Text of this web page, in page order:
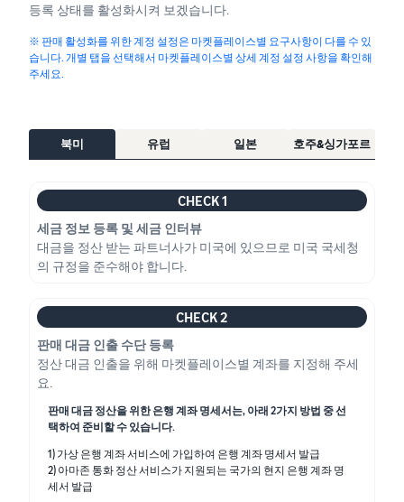
등록 상태를 활성화시켜 보겠습니다.
※ 판매 활성화를 위한 계정 설정은 마켓플레이스별 요구사항이 다를 수 있
습니다. 개별 탭을 선택해서 마켓플레이스별 상세 계정 설정 사항을 확인해
주세요.
북미 유럽 일본 호주&싱가포르
CHECK 1
세금 정보 등록 및 세금 인터뷰
대금을 정산 받는 파트너사가 미국에 있으므로 미국 국세청
의 규정을 준수해야 합니다.
CHECK 2
판매 대금 인출 수단 등록
정산 대금 인출을 위해 마켓플레이스별 계좌를 지정해 주세
요.
판매 대금 정산을 위한 은행 계좌 명세서는, 아래 2가지 방법 중 선
택하여 준비할 수 있습니다.
1) 가상 은행 계좌 서비스에 가입하여 은행 계좌 명세서 발급
2) 아마존 통화 정산 서비스가 지원되는 국가의 현지 은행 계좌 명
세서 발급